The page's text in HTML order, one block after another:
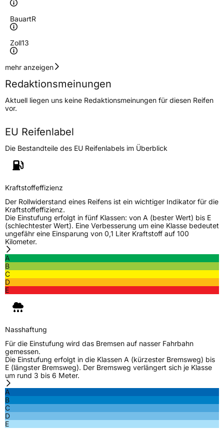
BauartR
Zoll13
Geschwindigkeitsindex
Höchstgeschwindigkeit
190 km/h
Lastindex79
Höchstlast437 kg
Generelle Merkmale
Fahrzeugtyp
VerwendungSommerreifen
ModellnameSuccessor 7
FahrzeugartPKW & SUV
Weitere Eigenschaften
SchlauchtypTL
ZustandNeureifen
Nasshaftung B
Rollgeräusch (Klasse)
mehr anzeigen
Redaktionsmeinungen
Aktuell liegen uns keine Redaktionsmeinungen für diesen Reifen
vor.
EU Reifenlabel
Die Bestandteile des EU Reifenlabels im Überblick
Kraftstoffeffizienz
Der Rollwiderstand eines Reifens ist ein wichtiger Indikator für die
Kraftstoffeffizienz.
Die Einstufung erfolgt in fünf Klassen: von A (bester Wert) bis E
(schlechtester Wert). Eine Verbesserung um eine Klasse bedeutet
ungefähr eine Einsparung von 0,1 Liter Kraftstoff auf 100
Kilometer.
A
B
C
D
E
Nasshaftung
Für die Einstufung wird das Bremsen auf nasser Fahrbahn
gemessen.
Die Einstufung erfolgt in die Klassen A (kürzester Bremsweg) bis
E (längster Bremsweg). Der Bremsweg verlängert sich je Klasse
um rund 3 bis 6 Meter.
A
B
C
D
E